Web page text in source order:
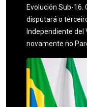
Evolución Sub-16.
disputará o
Independiente del
novamente no